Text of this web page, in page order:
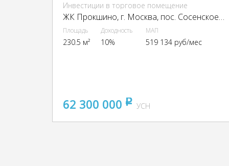
Инвестиции в торговое помещение
ЖК Прокшино, г. Москва, пос. Сосенское, ЖК Прокшино, Прокшинский пр-кт, 9
Площадь
230.5 м²
Доходность
10%
МАП
519 134 руб/мес
62 300 000 pуб
УСН